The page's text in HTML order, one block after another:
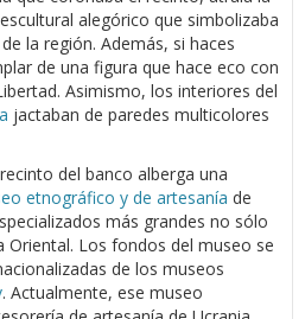
alegórico que simbolizaba
la región. Además, si haces
de una figura que hace eco con
Asimismo, los interiores del
jactaban de paredes multicolores
del banco alberga una
etnográfico y de artesanía de
más grandes no sólo
Oriental. Los fondos del museo se
de los museos
. Actualmente, ese museo